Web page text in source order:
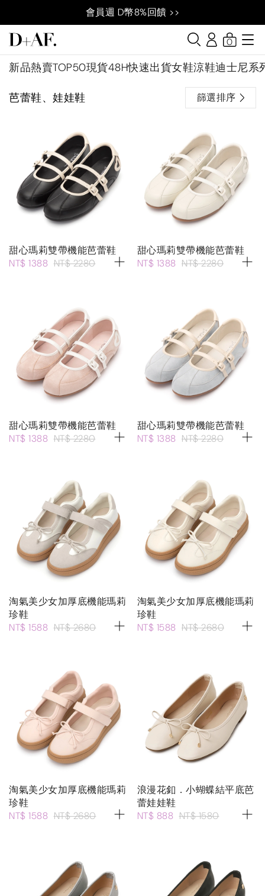
會員週 D幣8%回饋 >>
新品熱賣TOP50現貨48H快速出貨女鞋涼鞋迪士尼系
0
芭蕾鞋、娃娃鞋 篩選排序
甜心瑪莉雙帶機能芭蕾鞋
NT$ 1388 NT$ 2280
甜心瑪莉雙帶機能芭蕾鞋
NT$ 1388 NT$ 2280
甜心瑪莉雙帶機能芭蕾鞋
NT$ 1388 NT$ 2280
甜心瑪莉雙帶機能芭蕾鞋
NT$ 1388 NT$ 2280
淘氣美少女加厚底機能瑪莉
珍鞋
NT$ 1588 NT$ 2680
淘氣美少女加厚底機能瑪莉
珍鞋
NT$ 1588 NT$ 2680
淘氣美少女加厚底機能瑪莉
珍鞋
NT$ 1588 NT$ 2680
浪漫花釦．小蝴蝶結平底芭
蕾娃娃鞋
NT$ 888 NT$ 1580